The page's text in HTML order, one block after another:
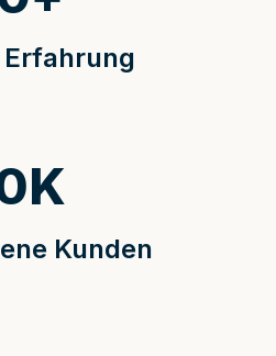
Kunden
K